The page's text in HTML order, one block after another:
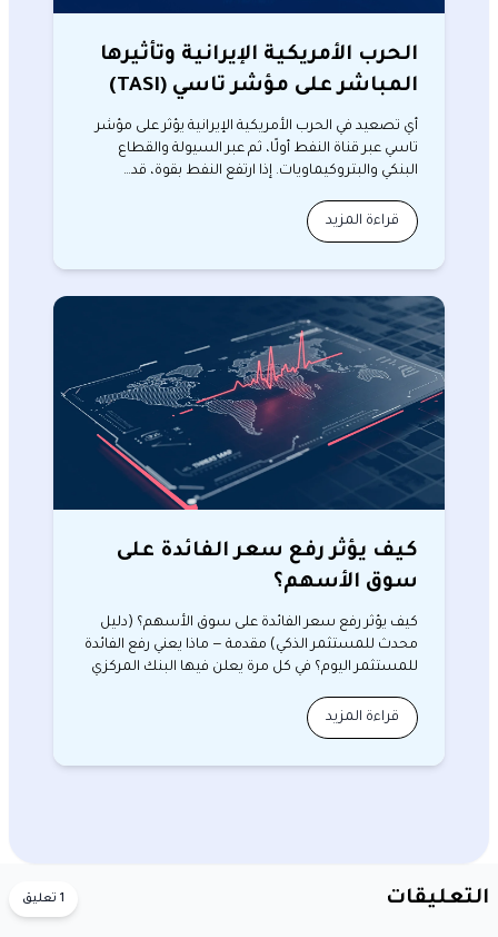
الحرب الأمريكية الإيرانية وتأثيرها
المباشر على مؤشر تاسي (TASI)
أي تصعيد في الحرب الأمريكية الإيرانية يؤثر على مؤشر
تاسي عبر قناة النفط أولًا، ثم عبر السيولة والقطاع
البنكي والبتروكيماويات. إذا ارتفع النفط بقوة، قد…
قراءة المزيد
كيف يؤثر رفع سعر الفائدة على
سوق الأسهم؟
كيف يؤثر رفع سعر الفائدة على سوق الأسهم؟ (دليل
محدث للمستثمر الذكي) مقدمة — ماذا يعني رفع الفائدة
للمستثمر اليوم؟ في كل مرة يعلن فيها البنك المركزي
قراءة المزيد
التعليقات 1 تعليق